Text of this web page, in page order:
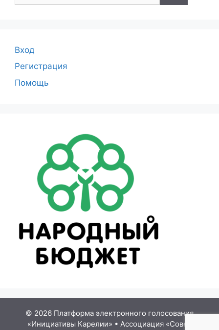
Вход
Регистрация
Помощь
© 2026 Платформа электронного голосования
«Инициативы Карелии» • Ассоциация «Совет